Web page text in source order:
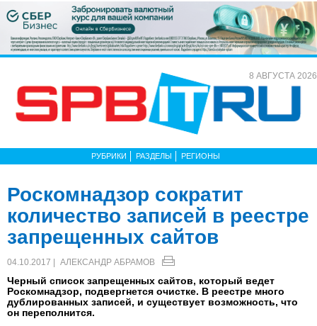
8 АВГУСТА 2026
РУБРИКИ РАЗДЕЛЫ РЕГИОНЫ
Роскомнадзор сократит
количество записей в реестре
запрещенных сайтов
04.10.2017 | АЛЕКСАНДР АБРАМОВ
Черный список запрещенных сайтов, который ведет
Роскомнадзор, подвергнется очистке. В реестре много
дублированных записей, и существует возможность, что
он переполнится.